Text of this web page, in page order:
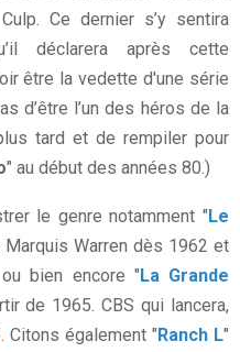
Ce dernier s’y sentira
déclarera après cette
être la vedette d'une série
d’être l’un des héros de la
tard et de rempiler pour
" au début des années 80.)
le genre notamment "Le
Warren dès 1962 et
bien encore "La Grande
de 1965. CBS qui lancera,
Citons également "Ranch L"